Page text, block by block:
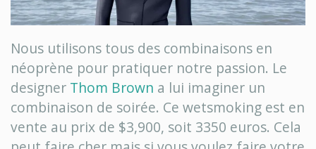
Nous utilisons tous des combinaisons en
néoprène pour pratiquer notre passion. Le
designer Thom Brown a lui imaginer un
combinaison de soirée. Ce wetsmoking est en
vente au prix de $3,900, soit 3350 euros. Cela